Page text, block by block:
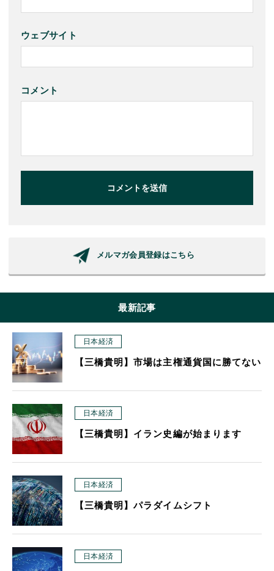
ウェブサイト
コメント
コメントを送信
メルマガ会員登録はこちら
最新記事
日本経済
【三橋貴明】市場は主権通貨国に勝てない
日本経済
【三橋貴明】イラン史編が始まります
日本経済
【三橋貴明】パラダイムシフト
日本経済